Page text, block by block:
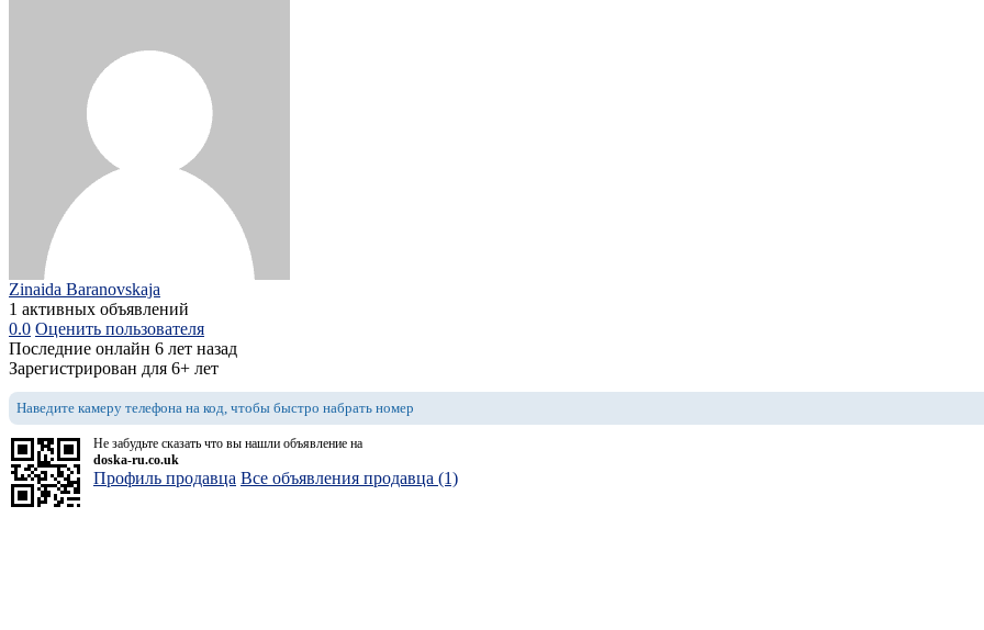
Zinaida Baranovskaja
1 активных объявлений
0.0 Оценить пользователя
Последние онлайн 6 лет назад
Зарегистрирован для 6+ лет
Наведите камеру телефона на код, чтобы быстро набрать номер
Не забудьте сказать что вы нашли объявление на
doska-ru.co.uk
Профиль продавца Все объявления продавца (1)